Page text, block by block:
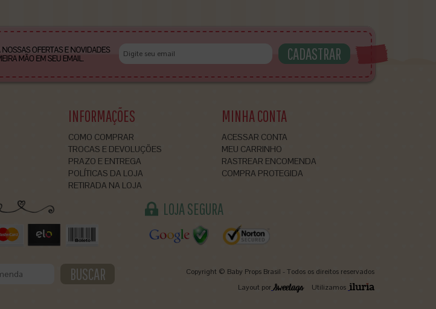
INFORMAÇÕES
COMO COMPRAR
TROCAS E DEVOLUÇÕES
PRAZO E ENTREGA
POLÍTICAS DA LOJA
RETIRADA NA LOJA
MINHA CONTA
ACESSAR CONTA
MEU CARRINHO
RASTREAR ENCOMENDA
COMPRA PROTEGIDA
LOJA SEGURA
BUSCAR
Copyright © Baby Props Brasil - Todos os direitos reservados
Layout por
Utilizamos